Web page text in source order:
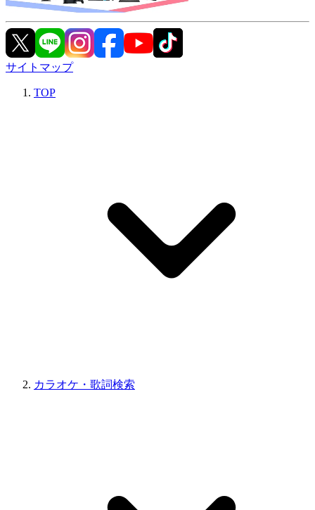
サイトマップ
TOP
カラオケ・歌詞検索